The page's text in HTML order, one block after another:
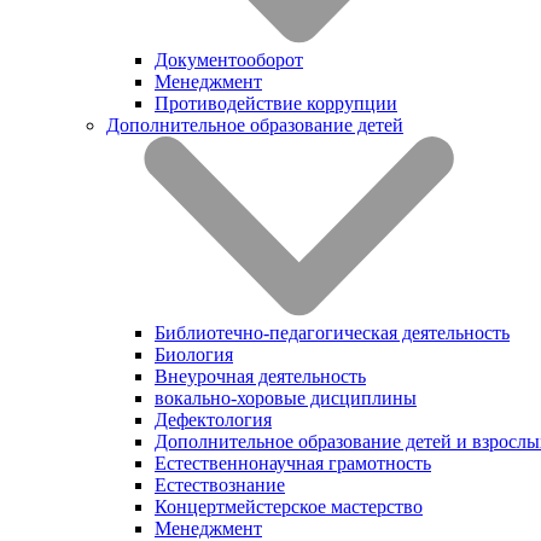
Документооборот
Менеджмент
Противодействие коррупции
Дополнительное образование детей
Библиотечно-педагогическая деятельность
Биология
Внеурочная деятельность
вокально-хоровые дисциплины
Дефектология
Дополнительное образование детей и
Естественнонаучная грамотность
Естествознание
Концертмейстерское мастерство
Менеджмент